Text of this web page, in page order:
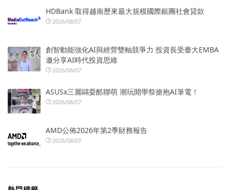
HDBank 取得越南歷來最大規模國際銀團社會貸款
2026/08/07
創智動能強化AI與經營雙軸競爭力 投資長受臺大EMBA
邀分享AI時代投資思維
2026/08/07
ASUSx三麗鷗耍酷聯萌 潮玩開學祭搶抱AI筆電！
2026/08/07
AMD公佈2026年第2季財務報告
2026/08/07